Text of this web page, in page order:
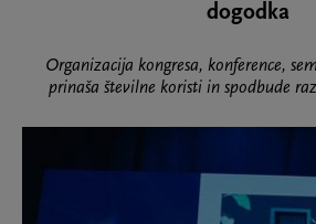
dogodka
Organizacija kongresa, konference,
prinaša številne koristi in spodbude